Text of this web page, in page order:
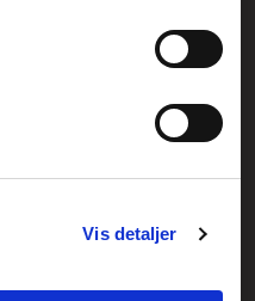
Vis detaljer
reklamation